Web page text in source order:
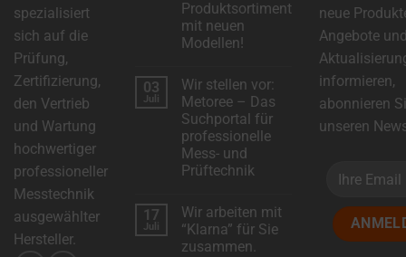
spezialisiert
sich auf die
Prüfung,
Zertifizierung,
den Vertrieb
und Wartung
hochwertiger
professioneller
Messtechnik
ausgewählter
Hersteller.
Produktsortiment
mit neuen
Modellen!
zu
DSC-
Electronics
erweitert
das
Produktsortiment
mit
neuen
Modellen!
03
Juli
Wir stellen vor:
Metoree – Das
Suchportal für
professionelle
Mess- und
Prüftechnik
zu
Wir
stellen
vor:
17
Juli
Wir arbeiten mit
“Klarna” für Sie
zusammen.
neue
Angebote
informieren,
abonnieren
unseren